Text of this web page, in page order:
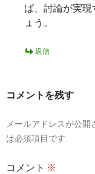
ば、討論が実
ょう。
返信
コメントを残す
メールアドレスが公開
は必須項目です
コメント ※